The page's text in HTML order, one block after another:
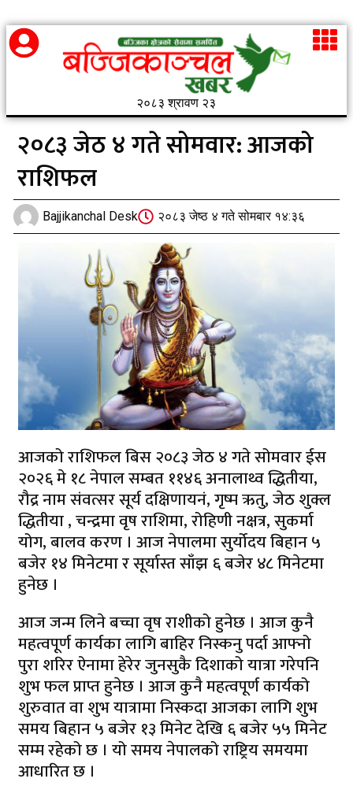
२०८३ श्रावण २३
२०८३ जेठ ४ गते सोमवार: आजको
राशिफल
Bajjikanchal Desk २०८३ जेष्ठ ४ गते सोमबार १४:३६
आजको राशिफल बिस २०८३ जेठ ४ गते सोमवार ईस
२०२६ मे १८ नेपाल सम्बत ११४६ अनालाथ्व द्धितीया,
रौद्र नाम संवत्सर सूर्य दक्षिणायनं, गृष्म ऋतु, जेठ शुक्ल
द्धितीया , चन्द्रमा वृष राशिमा, रोहिणी नक्षत्र, सुकर्मा
योग, बालव करण । आज नेपालमा सुर्योदय बिहान ५
बजेर १४ मिनेटमा र सूर्यास्त साँझ ६ बजेर ४८ मिनेटमा
हुनेछ ।
आज जन्म लिने बच्चा वृष राशीको हुनेछ । आज कुनै
महत्वपूर्ण कार्यका लागि बाहिर निस्कनु पर्दा आफ्नो
पुरा शरिर ऐनामा हेरेर जुनसुकै दिशाको यात्रा गरेपनि
शुभ फल प्राप्त हुनेछ । आज कुनै महत्वपूर्ण कार्यको
शुरुवात वा शुभ यात्रामा निस्कदा आजका लागि शुभ
समय बिहान ५ बजेर १३ मिनेट देखि ६ बजेर ५५ मिनेट
सम्म रहेको छ । यो समय नेपालको राष्ट्रिय समयमा
आधारित छ ।